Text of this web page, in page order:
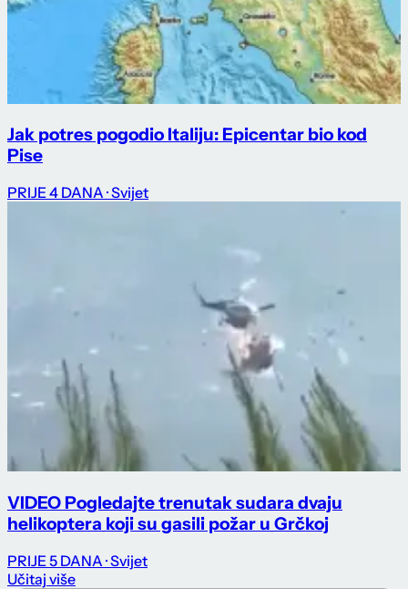
Jak potres pogodio Italiju: Epicentar bio kod
Pise
PRIJE 4 DANA · Svijet
VIDEO Pogledajte trenutak sudara dvaju
helikoptera koji su gasili požar u Grčkoj
PRIJE 5 DANA · Svijet
Učitaj više